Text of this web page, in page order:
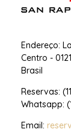
Endereço:
Centro -
Brasil
Reservas:
Whatsapp:
Email: